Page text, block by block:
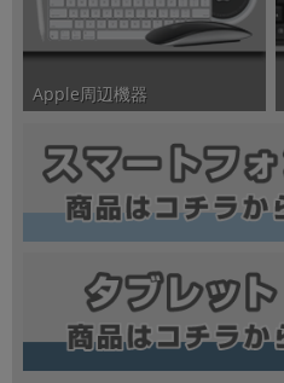
Apple周辺機器